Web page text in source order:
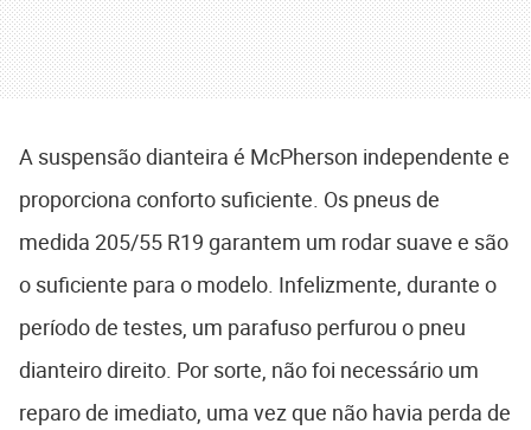
A suspensão dianteira é McPherson independente e
proporciona conforto suficiente. Os pneus de
medida 205/55 R19 garantem um rodar suave e são
o suficiente para o modelo. Infelizmente, durante o
período de testes, um parafuso perfurou o pneu
dianteiro direito. Por sorte, não foi necessário um
reparo de imediato, uma vez que não havia perda de